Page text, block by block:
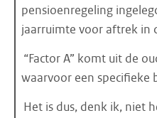
pensioenregeling
jaarruimte voor aftrek in
“Factor A” komt uit de
waarvoor een specifieke
Het is dus, denk ik, niet